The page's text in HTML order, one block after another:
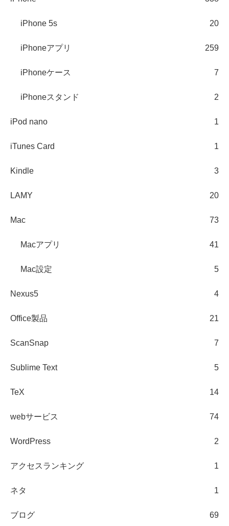
iPhone 5s 20
iPhoneアプリ 259
iPhoneケース 7
iPhoneスタンド 2
iPod nano 1
iTunes Card 1
Kindle 3
LAMY 20
Mac 73
Macアプリ 41
Mac設定 5
Nexus5 4
Office製品 21
ScanSnap 7
Sublime Text 5
TeX 14
webサービス 74
WordPress 2
アクセスランキング 1
ネタ 1
ブログ 69